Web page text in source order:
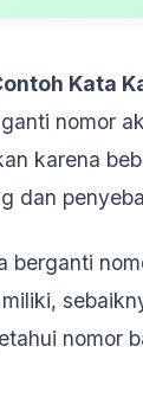
Kata
nomor
karena
dan
berganti
nomor